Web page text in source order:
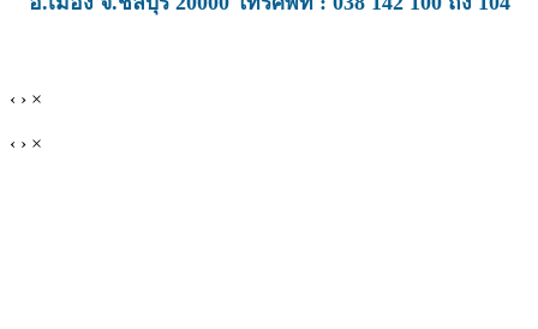
‹ › ×
‹ › ×